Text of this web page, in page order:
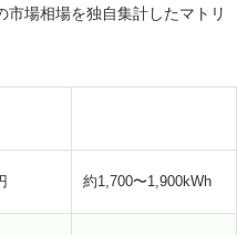
場相場を独自集計したマトリ
約1,700〜1,900kWh